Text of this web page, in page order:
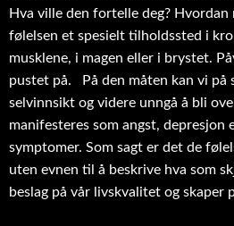
Hva ville den fortelle deg? Hvordan
følelsen et spesielt tilholdssted i
musklene, i magen eller i brystet.
pustet på. På den måten kan vi på
selvinnsikt og videre unngå å bli
manifesteres som angst, depresjon
symptomer. Som sagt er det de
uten evnen til å beskrive hva som
beslag på vår livskvalitet og skaper